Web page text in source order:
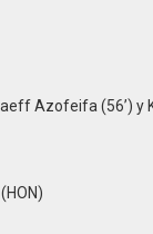
Azofeifa (56’) y